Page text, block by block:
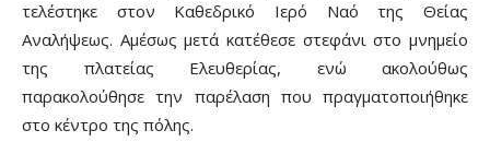
τελέστηκε στον Καθεδρικό Ιερό Ναό της Θείας
Αναλήψεως. Αμέσως μετά κατέθεσε στεφάνι στο μνημείο
της πλατείας Ελευθερίας, ενώ ακολούθως
παρακολούθησε την παρέλαση που πραγματοποιήθηκε
στο κέντρο της πόλης.